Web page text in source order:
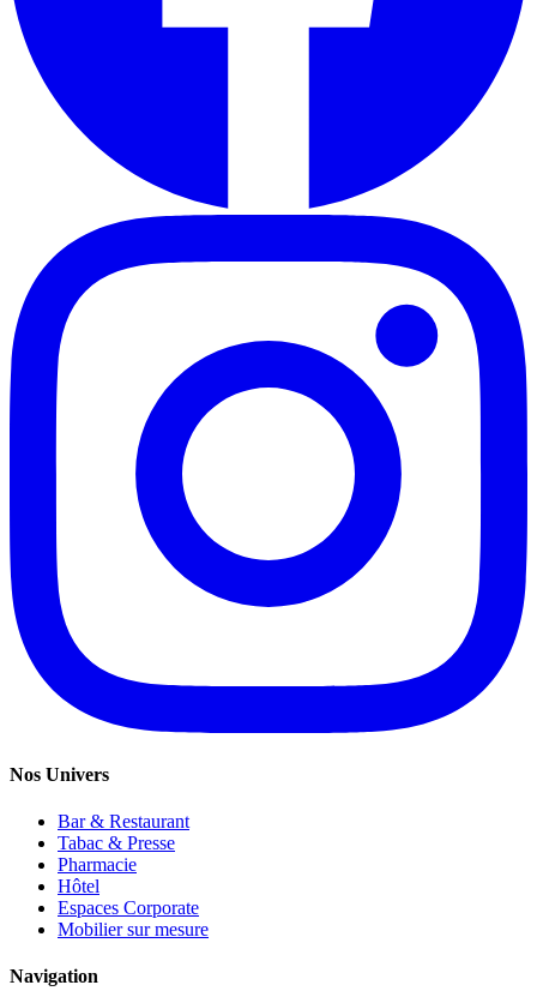
Nos Univers
Bar & Restaurant
Tabac & Presse
Pharmacie
Hôtel
Espaces Corporate
Mobilier sur mesure
Navigation